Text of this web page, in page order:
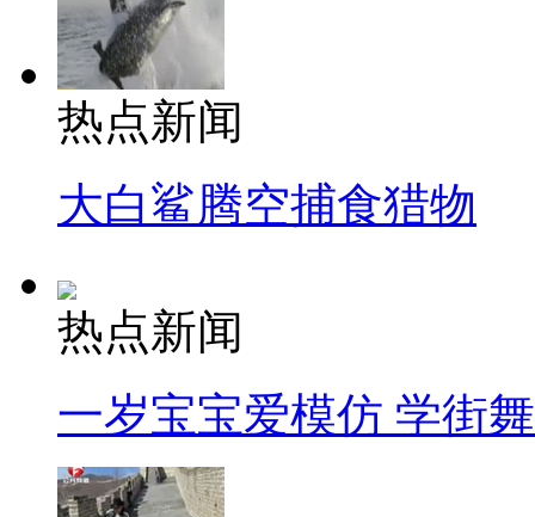
热点新闻
大白鲨腾空捕食猎物
热点新闻
一岁宝宝爱模仿 学街